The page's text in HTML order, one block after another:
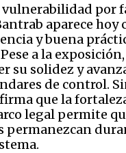
vulnerabilidad por
aparece hoy
y buena
a la
su solidez y
de control.
que la
legal permite
permanezcan